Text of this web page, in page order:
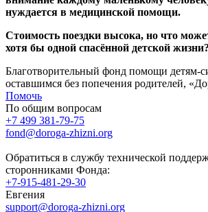
нуждается в медицинской помощи.
Стоимость поездки высока, но что
хотя бы одной спасённой детской
Благотворительный фонд помощи детям-
оставшимся без попечения родителей,
Помочь
По общим вопросам
+7 499 381-79-75
fond@doroga-zhizni.org
Обратиться в службу технической
сторонниками Фонда:
+7-915-481-29-30
Евгения
support@doroga-zhizni.org